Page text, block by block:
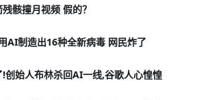
骸撞月视频 假的？
AI制造出16种全新病毒 网民炸了
创始人布林杀回AI一线,谷歌人心惶惶